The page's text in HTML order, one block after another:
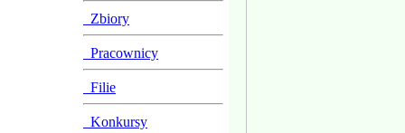
Zbiory
Pracownicy
Filie
Konkursy